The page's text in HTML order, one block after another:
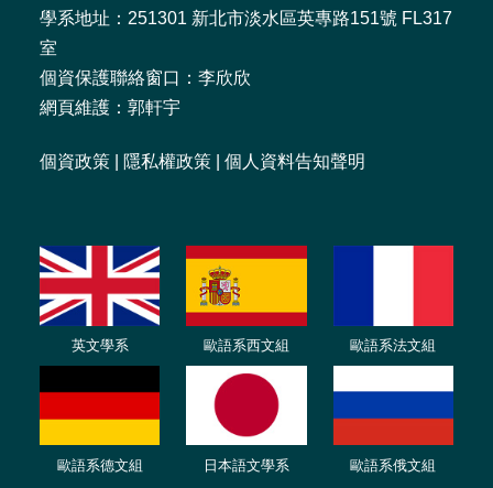
學系地址：251301 新北市淡水區英專路151號 FL317
室
個資保護聯絡窗口：李欣欣
網頁維護：郭軒宇
個資政策 隱私權政策 個人資料告知聲明
英文學系 歐語系西文組 歐語系法文組
歐語系德文組 日本語文學系 歐語系俄文組